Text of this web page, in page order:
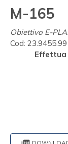
M-165
Obiettivo E-
Cod: 23.9455.99
Effettua